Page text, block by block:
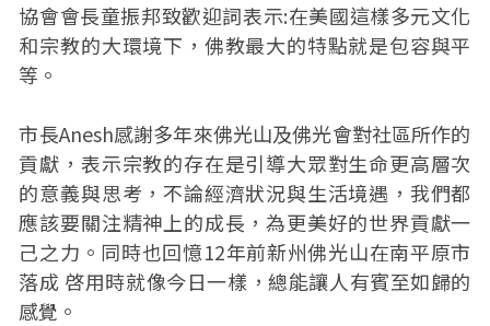
協會會長童振邦致歡迎詞表示:在美國這樣多元文化
和宗教的大環境下，佛教最大的特點就是包容與平
等。
市長Anesh感謝多年來佛光山及佛光會對社區所作的
貢獻，表示宗教的存在是引導大眾對生命更高層次
的意義與思考，不論經濟狀況與生活境遇，我們都
應該要關注精神上的成長，為更美好的世界貢獻一
己之力。同時也回憶12年前新州佛光山在南平原市
落成 啓用時就像今日一樣，總能讓人有賓至如歸的
感覺。